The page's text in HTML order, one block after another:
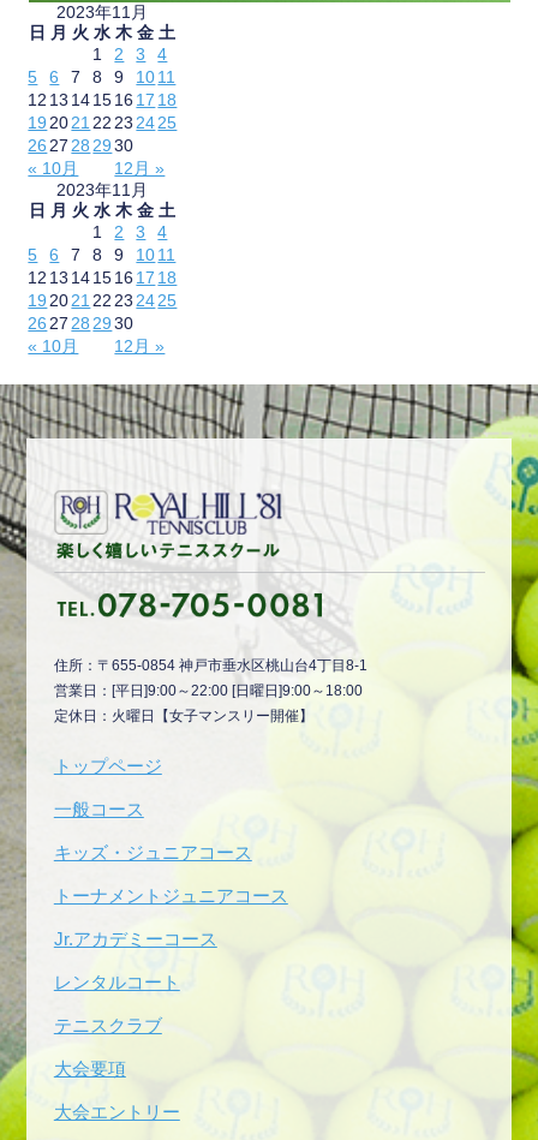
2023年11月
日
月 火 水 木 金 土
« 10月 12月 »
1 2 3
4
5
6 7 8 9 1011
12 13 141516 17 18
19 2021 22 23 2425
26 27 28 29 30
2023年11月
日
月 火 水 木 金 土
« 10月 12月 »
1 2 3
4
5
6 7 8 9 1011
12 13 141516 17 18
19 2021 22 23 2425
26 27 28 29 30
住所：〒655-0854 神戸市垂水区桃山台4丁目8-1
営業日：[平日]9:00～22:00 [日曜日]9:00～18:00
定休日：火曜日【女子マンスリー開催】
トップページ
一般コース
キッズ・ジュニアコース
トーナメントジュニアコース
Jr.アカデミーコース
レンタルコート
テニスクラブ
大会要項
大会エントリー